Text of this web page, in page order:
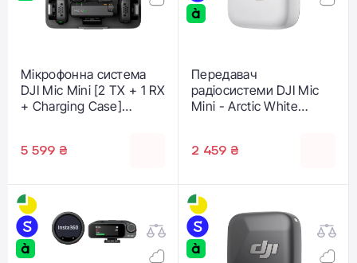
Мікрофонна система
DJI Mic Mini [2 TX + 1 RX
+ Charging Case]
5 599 ₴
Передавач
радіосистеми DJI Mic
Mini - Arctic White
2 459 ₴